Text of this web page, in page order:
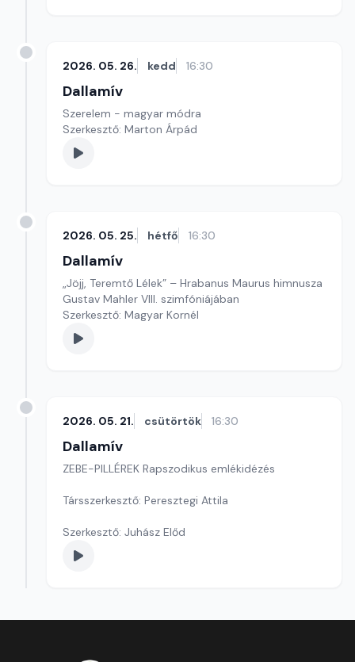
2026. 05. 26. kedd 16:30
Dallamív
Szerelem - magyar módra
Szerkesztő: Marton Árpád
2026. 05. 25. hétfő 16:30
Dallamív
„Jöjj, Teremtő Lélek” – Hrabanus Maurus himnusza
Gustav Mahler VIII. szimfóniájában
Szerkesztő: Magyar Kornél
2026. 05. 21. csütörtök 16:30
Dallamív
ZEBE-PILLÉREK Rapszodikus emlékidézés
Társszerkesztő: Peresztegi Attila
Szerkesztő: Juhász Előd